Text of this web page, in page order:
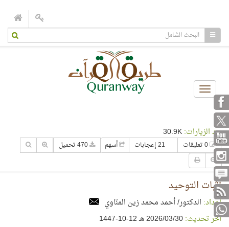
Toggle
navigation
عدد الزيارات:
21 إعجابات أسهم
إثبات التوحيد
إعداد: الدكتور/ أحمد محمد زين المنّاوي
آخر تحديث:30‏/03‏/2026 هـ 12-10-1447